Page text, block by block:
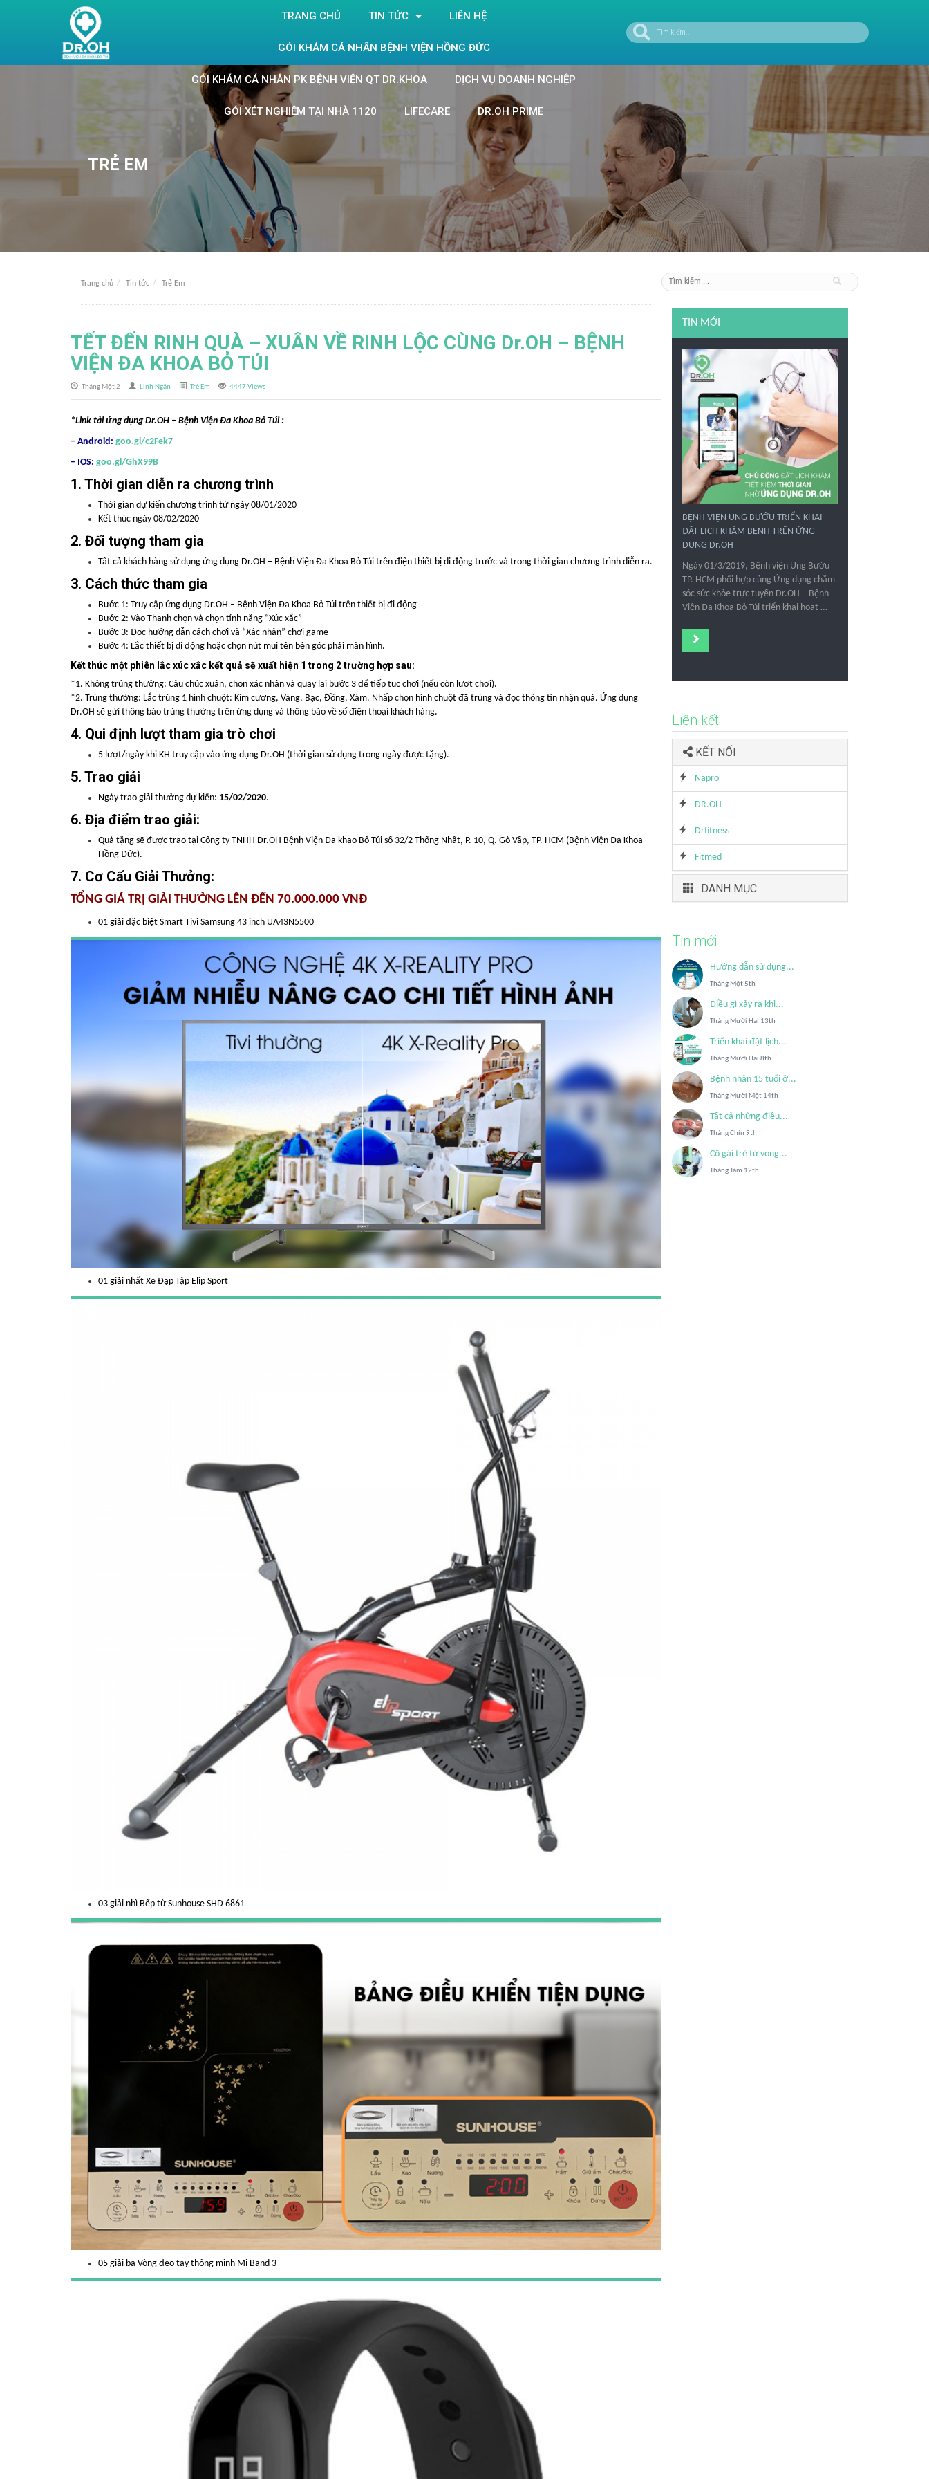
TRANG CHỦ TIN TỨC LIÊN HỆ
GÓI KHÁM CÁ NHÂN BỆNH VIỆN HỒNG ĐỨC
GÓI KHÁM CÁ NHÂN PK BỆNH VIỆN QT DR.KHOA DỊCH VỤ DOANH NGHIỆP
GÓI XÉT NGHIỆM TẠI NHÀ 1120 LIFECARE DR.OH PRIME
TRẺ EM
Trang chủ Tin tức Trẻ Em
TẾT ĐẾN RINH QUÀ – XUÂN VỀ RINH LỘC CÙNG Dr.OH – BỆNH
VIỆN ĐA KHOA BỎ TÚI
Tháng Một 2 Linh Ngân Trẻ Em 4447 Views
*Link tải ứng dụng Dr.OH – Bệnh Viện Đa Khoa Bỏ Túi :
– Android: goo.gl/c2Fek7
– IOS: goo.gl/GhX99B
1. Thời gian diễn ra chương trình
Thời gian dự kiến chương trình từ ngày 08/01/2020
Kết thúc ngày 08/02/2020
2. Đối tượng tham gia
Tất cả khách hàng sử dụng ứng dụng Dr.OH – Bệnh Viện Đa Khoa Bỏ Túi trên điện thiết bị di động trước và trong thời gian chương trình diễn ra.
3. Cách thức tham gia
Bước 1: Truy cập ứng dụng Dr.OH – Bệnh Viện Đa Khoa Bỏ Túi trên thiết bị đi động
Bước 2: Vào Thanh chọn và chọn tính năng “Xúc xắc”
Bước 3: Đọc hướng dẫn cách chơi và “Xác nhận” chơi game
Bước 4: Lắc thiết bị di động hoặc chọn nút mũi tên bên góc phải màn hình.
Kết thúc một phiên lắc xúc xắc kết quả sẽ xuất hiện 1 trong 2 trường hợp sau:
*1. Không trúng thưởng: Câu chúc xuân, chọn xác nhận và quay lại bước 3 để tiếp tục chơi (nếu còn lượt chơi).
*2. Trúng thưởng: Lắc trúng 1 hình chuột: Kim cương, Vàng, Bạc, Đồng, Xám. Nhấp chọn hình chuột đã trúng và đọc thông tin nhận quà. Ứng dụng
Dr.OH sẽ gửi thông báo trúng thưởng trên ứng dụng và thông báo về số điện thoại khách hàng.
4. Qui định lượt tham gia trò chơi
5 lượt/ngày khi KH truy cập vào ứng dụng Dr.OH (thời gian sử dụng trong ngày được tặng).
5. Trao giải
Ngày trao giải thưởng dự kiến: 15/02/2020.
6. Địa điểm trao giải:
Quà tặng sẽ được trao tại Công ty TNHH Dr.OH Bệnh Viện Đa khao Bỏ Túi số 32/2 Thống Nhất, P. 10, Q. Gò Vấp, TP. HCM (Bệnh Viện Đa Khoa
Hồng Đức).
7. Cơ Cấu Giải Thưởng:
TỔNG GIÁ TRỊ GIẢI THƯỞNG LÊN ĐẾN 70.000.000 VNĐ
01 giải đặc biệt Smart Tivi Samsung 43 inch UA43N5500
01 giải nhất Xe Đạp Tập Elip Sport
03 giải nhì Bếp từ Sunhouse SHD 6861
05 giải ba Vòng đeo tay thông minh Mi Band 3
TIN MỚI
BỆNH VIỆN UNG BƯỚU TRIỂN KHAI
ĐẶT LỊCH KHÁM BỆNH TRÊN ỨNG
DỤNG Dr.OH
Ngày 01/3/2019, Bệnh viện Ung Bướu
TP. HCM phối hợp cùng Ứng dụng chăm
sóc sức khỏe trực tuyến Dr.OH – Bệnh
Viện Đa Khoa Bỏ Túi triển khai hoạt …
Liên kết
KẾT NỐI
Napro
DR.OH
Drfitness
Fitmed
DANH MỤC
Tin mới
Hướng dẫn sử dụng...
Tháng Một 5th
Điều gì xảy ra khi...
Tháng Mười Hai 13th
Triển khai đặt lịch...
Tháng Mười Hai 8th
Bệnh nhân 15 tuổi ở...
Tháng Mười Một 14th
Tất cả những điều...
Tháng Chín 9th
Cô gái trẻ tử vong...
Tháng Tám 12th